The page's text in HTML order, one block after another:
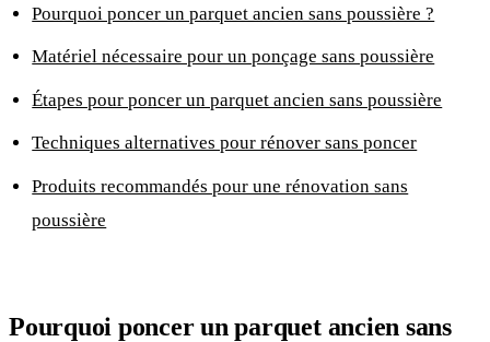
Pourquoi poncer un parquet ancien sans poussière ?
Matériel nécessaire pour un ponçage sans poussière
Étapes pour poncer un parquet ancien sans poussière
Techniques alternatives pour rénover sans poncer
Produits recommandés pour une rénovation sans
poussière
Pourquoi poncer un parquet ancien sans